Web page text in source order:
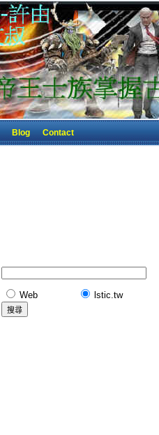
Blog Contact
Web lstic.tw